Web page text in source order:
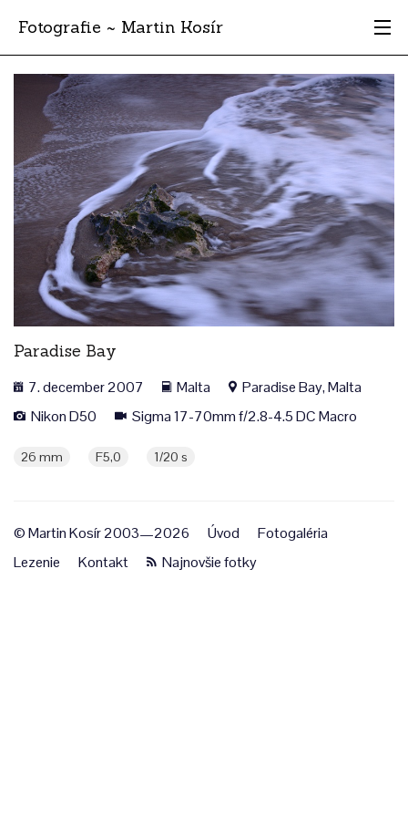
Fotografie ~ Martin Kosír
Moje obľúbené
Albumy
Miesta
Archív
Vyhľadávanie
Paradise Bay
7. december 2007 Malta
Paradise Bay, Malta
Nikon D50
Sigma 17-70mm f/2.8-4.5 DC Macro
26 mm F5,0 1/20 s
© Martin Kosír 2003—2026 Úvod
Fotogaléria
Lezenie
Kontakt Najnovšie fotky